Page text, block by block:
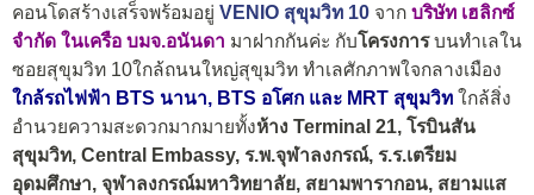
คอนโดสร้างเสร็จพร้อมอยู่ VENIO สุขุมวิท 10 จาก บริษัท เฮลิกซ์
จำกัด ในเครือ บมจ.อนันดา มาฝากกันค่ะ กับโครงการบนทำเลใน
ซอยสุขุมวิท 10ใกล้ถนนใหญ่สุขุมวิท ทำเลศักภาพใจกลางเมือง
ใกล้รถไฟฟ้า BTS นานา, BTS อโศก และ MRT สุขุมวิท ใกล้สิ่ง
อำนวยความสะดวกมากมายทั้งห้าง Terminal 21, โรบินสัน
สุขุมวิท, Central Embassy, ร.พ.จุฬาลงกรณ์, ร.ร.เตรียม
อุดมศึกษา, จุฬาลงกรณ์มหาวิทยาลัย, สยามพารากอน, สยามแส